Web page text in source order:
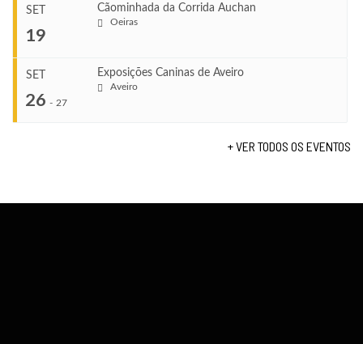
Ago 23, 2026
VENUE
Set 11, 2026
Set 12, 2026
VENUE
Set 19, 2026
SET
19
Cãominhada da Corrida Auchan
Oeiras
SET
26 - 27
Exposições Caninas de Aveiro
Aveiro
+ VER TODOS OS EVENTOS